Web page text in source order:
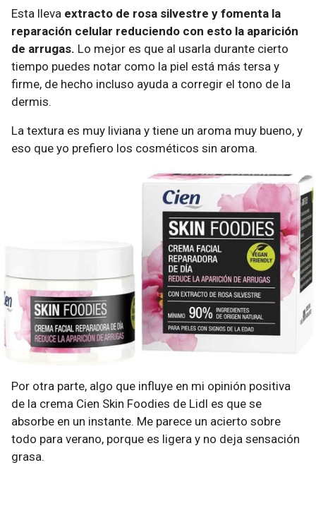
Esta lleva extracto de rosa silvestre y fomenta la
reparación celular reduciendo con esto la aparición
de arrugas. Lo mejor es que al usarla durante cierto
tiempo puedes notar como la piel está más tersa y
firme, de hecho incluso ayuda a corregir el tono de la
dermis.
La textura es muy liviana y tiene un aroma muy bueno, y
eso que yo prefiero los cosméticos sin aroma.
Por otra parte, algo que influye en mi opinión positiva
de la crema Cien Skin Foodies de Lidl es que se
absorbe en un instante. Me parece un acierto sobre
todo para verano, porque es ligera y no deja sensación
grasa.